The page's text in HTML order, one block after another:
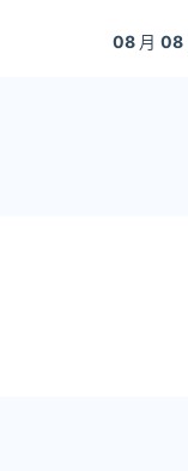
08 月 08